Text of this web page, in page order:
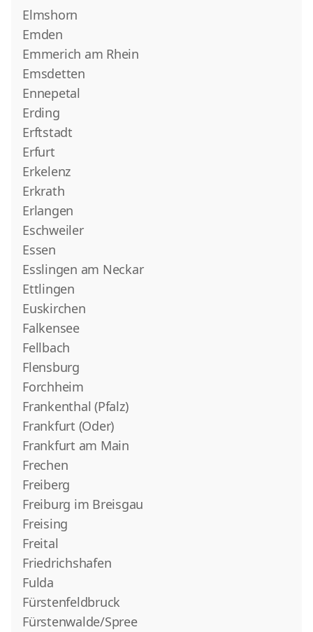
Elmshorn
Emden
Emmerich am Rhein
Emsdetten
Ennepetal
Erding
Erftstadt
Erfurt
Erkelenz
Erkrath
Erlangen
Eschweiler
Essen
Esslingen am Neckar
Ettlingen
Euskirchen
Falkensee
Fellbach
Flensburg
Forchheim
Frankenthal (Pfalz)
Frankfurt (Oder)
Frankfurt am Main
Frechen
Freiberg
Freiburg im Breisgau
Freising
Freital
Friedrichshafen
Fulda
Fürstenfeldbruck
Fürstenwalde/Spree